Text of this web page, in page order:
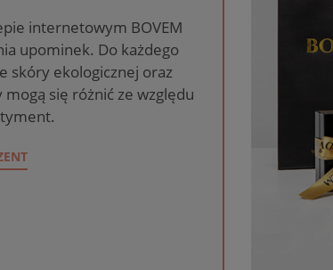
internetowym BOVEM
upominek. Do każdego
skóry ekologicznej oraz
się różnić ze względu